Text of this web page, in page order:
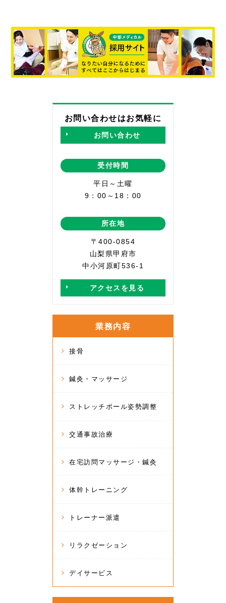
お問い合わせはお気軽に
お問い合わせ
受付時間
平日～土曜
9：00～18：00
所在地
〒400-0854
山梨県甲府市
中小河原町536-1
アクセスを見る
業務内容
接骨
鍼灸・マッサージ
ストレッチポール姿勢調整
交通事故治療
在宅訪問マッサージ・鍼灸
体幹トレーニング
トレーナー派遣
リラクゼーション
デイサービス